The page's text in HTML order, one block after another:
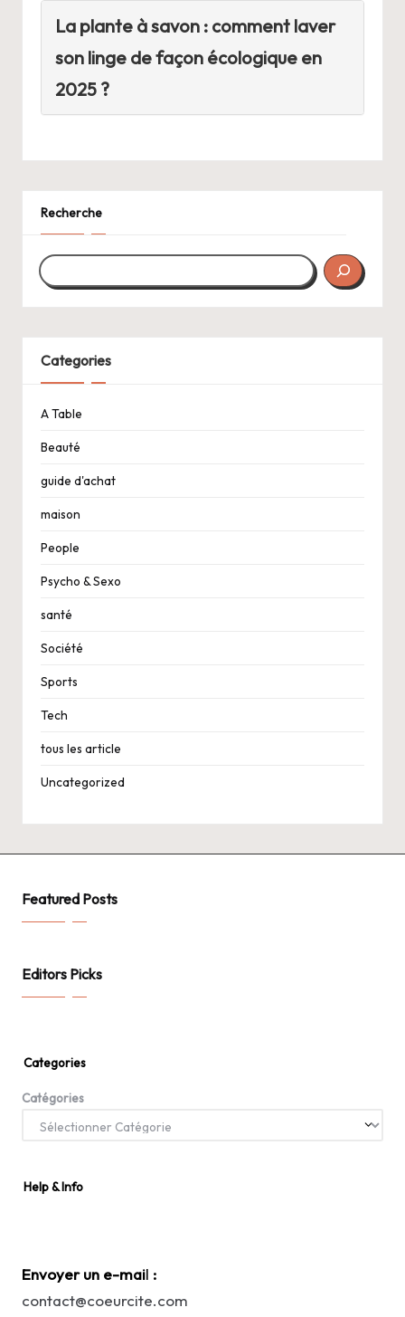
La plante à savon : comment laver
son linge de façon écologique en
2025 ?
Recherche
Categories
A Table
Beauté
guide d'achat
maison
People
Psycho & Sexo
santé
Société
Sports
Tech
tous les article
Uncategorized
Featured Posts
Editors Picks
Categories
Catégories
Help & Info
Envoyer un e-mail :
contact@coeurcite.com